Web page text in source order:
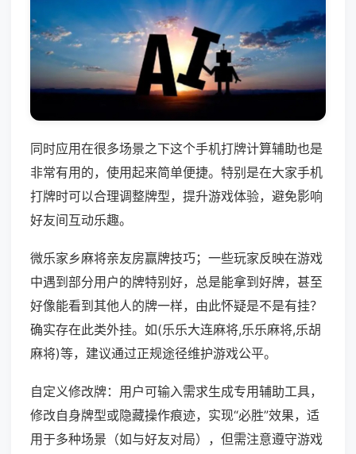
同时应用在很多场景之下这个手机打牌计算辅助也是
非常有用的，使用起来简单便捷。特别是在大家手机
打牌时可以合理调整牌型，提升游戏体验，避免影响
好友间互动乐趣。
微乐家乡麻将亲友房赢牌技巧；一些玩家反映在游戏
中遇到部分用户的牌特别好，总是能拿到好牌，甚至
好像能看到其他人的牌一样，由此怀疑是不是有挂？
确实存在此类外挂。如(乐乐大连麻将,乐乐麻将,乐胡
麻将)等，建议通过正规途径维护游戏公平。
自定义修改牌：用户可输入需求生成专用辅助工具，
修改自身牌型或隐藏操作痕迹，实现“必胜”效果，适
用于多种场景（如与好友对局），但需注意遵守游戏